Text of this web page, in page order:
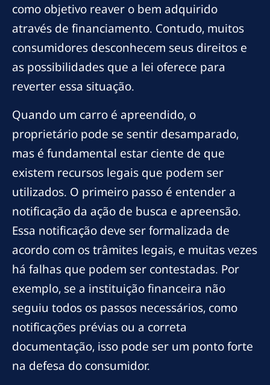
como objetivo reaver o bem adquirido
através de financiamento. Contudo, muitos
consumidores desconhecem seus direitos e
as possibilidades que a lei oferece para
reverter essa situação.
Quando um carro é apreendido, o
proprietário pode se sentir desamparado,
mas é fundamental estar ciente de que
existem recursos legais que podem ser
utilizados. O primeiro passo é entender a
notificação da ação de busca e apreensão.
Essa notificação deve ser formalizada de
acordo com os trâmites legais, e muitas vezes
há falhas que podem ser contestadas. Por
exemplo, se a instituição financeira não
seguiu todos os passos necessários, como
notificações prévias ou a correta
documentação, isso pode ser um ponto forte
na defesa do consumidor.